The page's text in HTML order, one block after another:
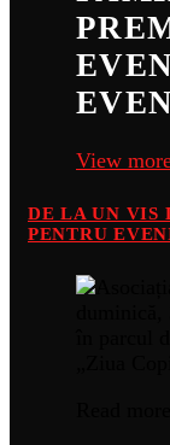
View
DE LA UN VIS
PENTRU